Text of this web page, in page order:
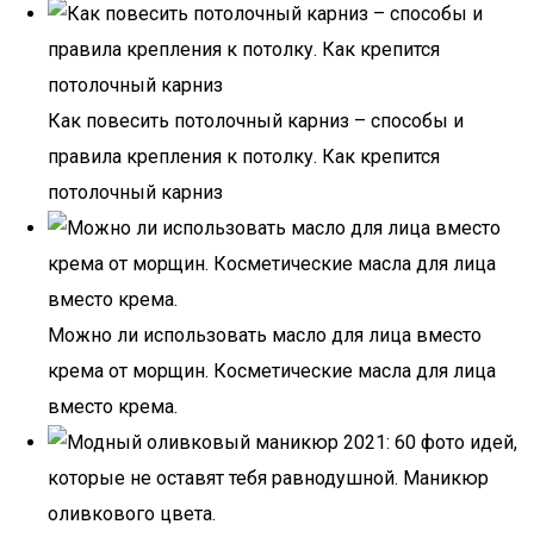
Как повесить потолочный карниз – способы и
правила крепления к потолку. Как крепится
потолочный карниз
Можно ли использовать масло для лица вместо
крема от морщин. Косметические масла для лица
вместо крема.